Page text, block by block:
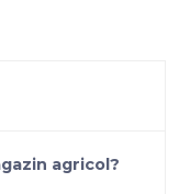
agricol?